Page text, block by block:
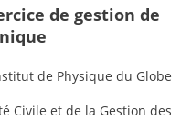
de gestion de
de Physique du Globe
Civile et de la Gestion des